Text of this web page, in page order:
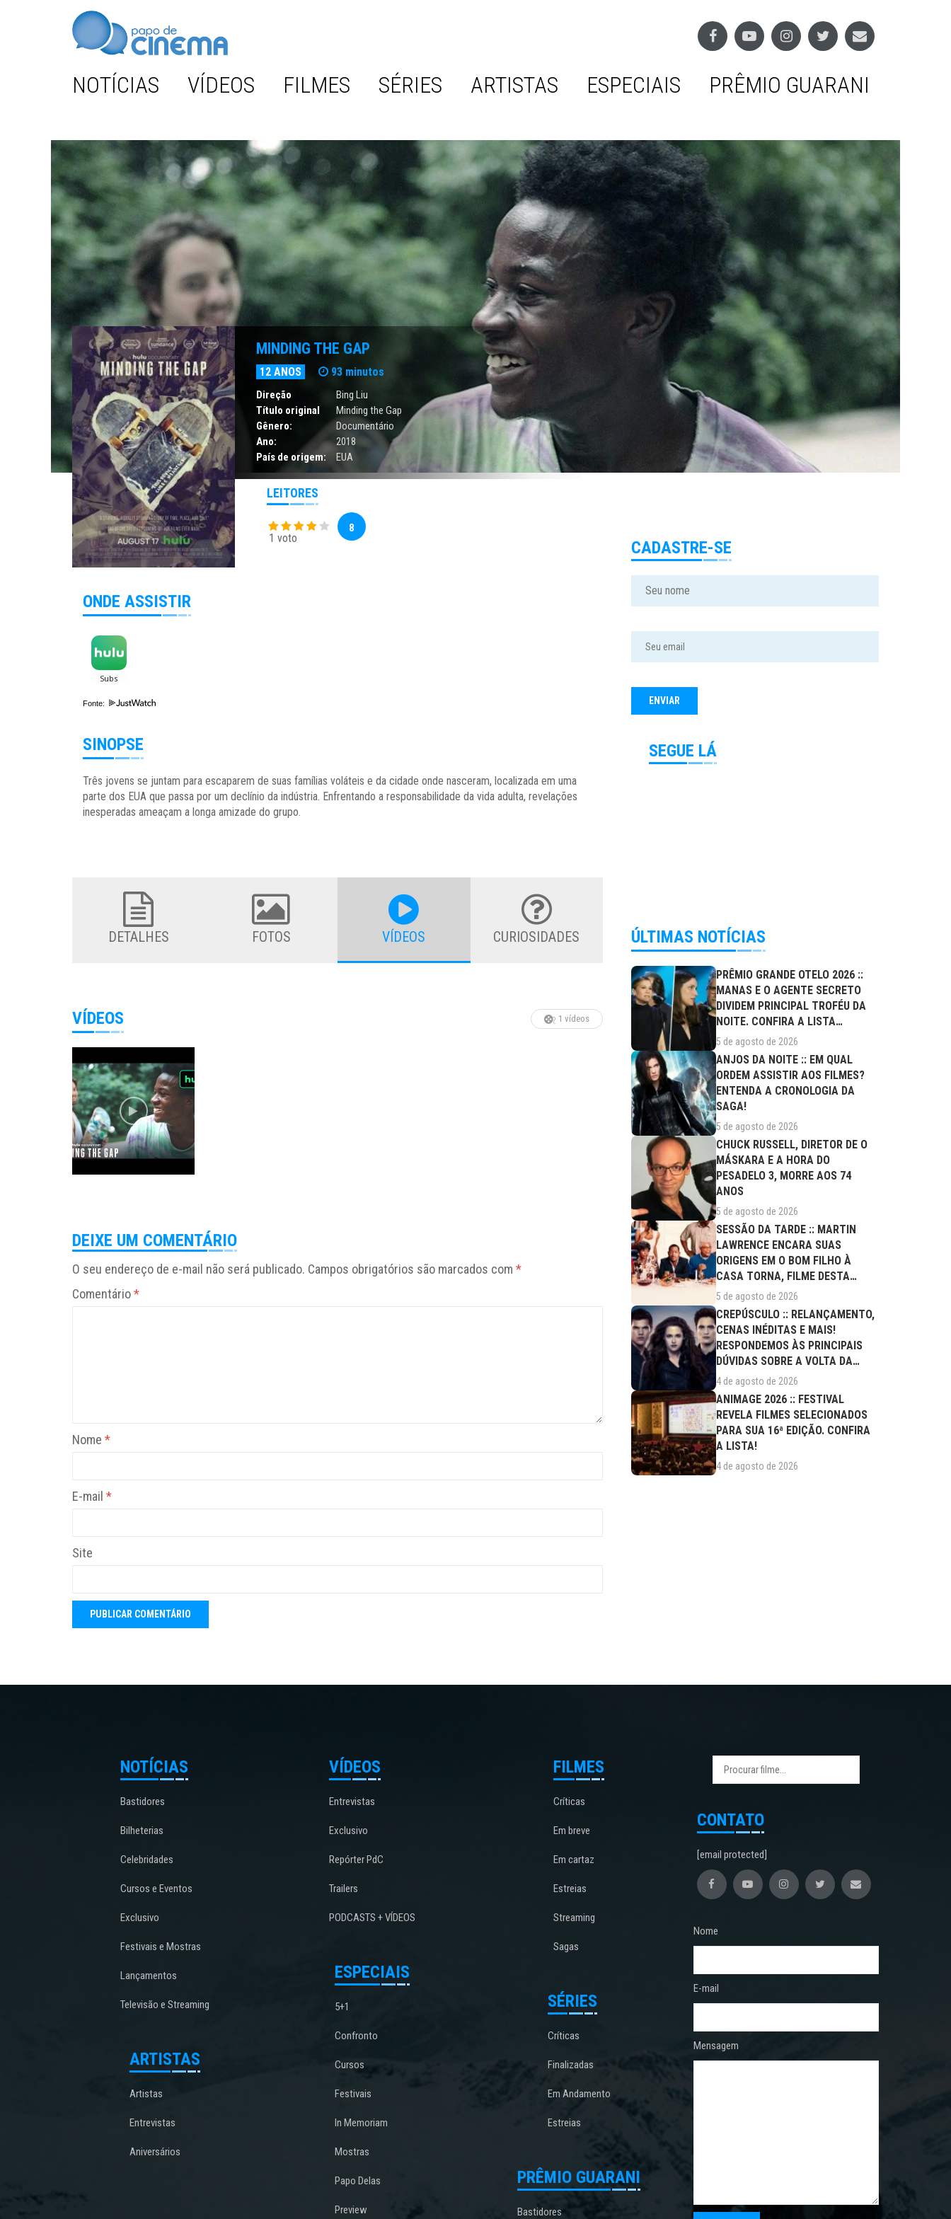
NOTÍCIAS VÍDEOS FILMES SÉRIES ARTISTAS ESPECIAIS PRÊMIO GUARANI
MINDING THE GAP
12 ANOS 93 minutos
Direção
Bing Liu
Título original
Minding the Gap
Gênero:
Documentário
Ano:
2018
País de origem:
EUA
LEITORES
1 voto
8
ONDE ASSISTIR
Fonte:
SINOPSE
Três jovens se juntam para escaparem de suas famílias voláteis e da cidade onde nasceram, localizada em uma
parte dos EUA que passa por um declínio da indústria. Enfrentando a responsabilidade da vida adulta, revelações
inesperadas ameaçam a longa amizade do grupo.
DETALHES FOTOS VÍDEOS CURIOSIDADES
VÍDEOS 1 vídeos
DEIXE UM COMENTÁRIO
O seu endereço de e-mail não será publicado. Campos obrigatórios são marcados com *
Comentário*
Nome *
E-mail *
Site
CADASTRE-SE
SEGUE LÁ
ÚLTIMAS NOTÍCIAS
PRÊMIO GRANDE OTELO 2026 ::
MANAS E O AGENTE SECRETO
DIVIDEM PRINCIPAL TROFÉU DA
NOITE. CONFIRA A LISTA
COMPLETA DE...
5 de agosto de 2026
ANJOS DA NOITE :: EM QUAL
ORDEM ASSISTIR AOS FILMES?
ENTENDA A CRONOLOGIA DA
SAGA!
5 de agosto de 2026
CHUCK RUSSELL, DIRETOR DE O
MÁSKARA E A HORA DO
PESADELO 3, MORRE AOS 74
ANOS
5 de agosto de 2026
SESSÃO DA TARDE :: MARTIN
LAWRENCE ENCARA SUAS
ORIGENS EM O BOM FILHO À
CASA TORNA, FILME DESTA
QUARTA (05/08)
5 de agosto de 2026
CREPÚSCULO :: RELANÇAMENTO,
CENAS INÉDITAS E MAIS!
RESPONDEMOS ÀS PRINCIPAIS
DÚVIDAS SOBRE A VOLTA DA
SAGA AOS CINEMAS
4 de agosto de 2026
ANIMAGE 2026 :: FESTIVAL
REVELA FILMES SELECIONADOS
PARA SUA 16ª EDIÇÃO. CONFIRA
A LISTA!
4 de agosto de 2026
NOTÍCIAS
Bastidores
Bilheterias
Celebridades
Cursos e Eventos
Exclusivo
Festivais e Mostras
Lançamentos
Televisão e Streaming
ARTISTAS
Artistas
Entrevistas
Aniversários
VÍDEOS
Entrevistas
Exclusivo
Repórter PdC
Trailers
PODCASTS + VÍDEOS
ESPECIAIS
5+1
Confronto
Cursos
Festivais
In Memoriam
Mostras
Papo Delas
Preview
FILMES
Críticas
Em breve
Em cartaz
Estreias
Streaming
Sagas
SÉRIES
Críticas
Finalizadas
Em Andamento
Estreias
PRÊMIO GUARANI
Bastidores
CONTATO
[email protected]
Nome
E-mail
Mensagem